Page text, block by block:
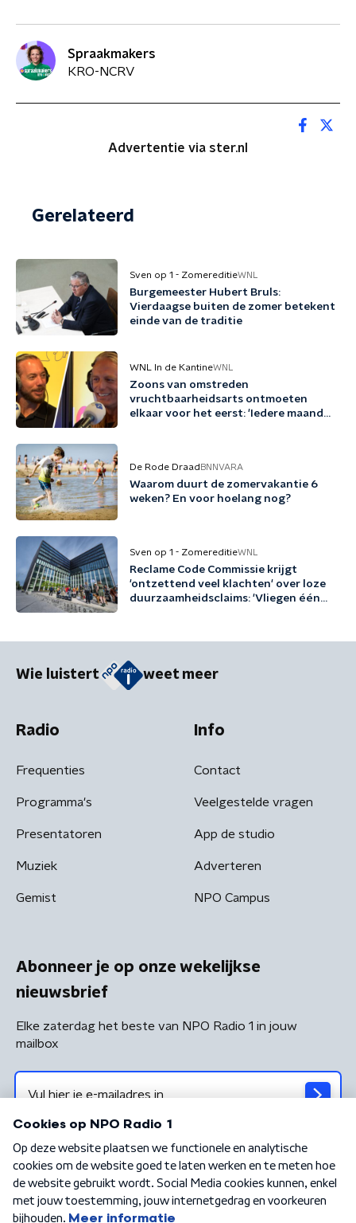
Spraakmakers
KRO-NCRV
Advertentie via ster.nl
Gerelateerd
Sven op 1 - ZomereditieWNL
Burgemeester Hubert Bruls:
Vierdaagse buiten de zomer betekent
einde van de traditie
WNL In de KantineWNL
Zoons van omstreden
vruchtbaarheidsarts ontmoeten
elkaar voor het eerst: 'Iedere maand
De Rode Draad BNNVARA
Waarom duurt de zomervakantie 6
weken? En voor hoelang nog?
Sven op 1 - ZomereditieWNL
Reclame Code Commissie krijgt
'ontzettend veel klachten' over loze
duurzaamheidsclaims: 'Vliegen één
Wie luistert weet meer
Radio
Frequenties
Programma's
Presentatoren
Muziek
Gemist
Info
Contact
Veelgestelde vragen
App de studio
Adverteren
NPO Campus
Abonneer je op onze wekelijkse
nieuwsbrief
Elke zaterdag het beste van NPO Radio 1 in jouw
mailbox
Algemene voorwaarden